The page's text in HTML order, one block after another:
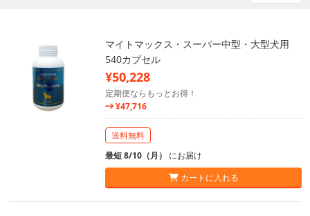
マイトマックス・スーパー中型・大型犬用
540カプセル
¥50,228
定期便ならもっとお得！
¥47,716
送料無料
最短 8/10（月） にお届け
カートに入れる